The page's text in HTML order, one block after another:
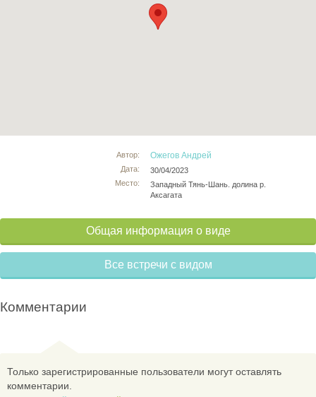
Автор:
Дата:
Место:
Ожегов Андрей
30/04/2023
Западный Тянь-Шань. долина р.
Аксагата
Общая информация о виде
Все встречи с видом
Комментарии
Только зарегистрированные пользователи могут оставлять
комментарии.